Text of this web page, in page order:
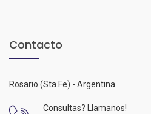
Contacto
Rosario (Sta.Fe) - Argentina
Consultas? Llamanos!